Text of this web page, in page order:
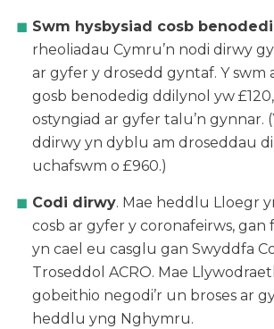
Swm hysbysiad cosb
rheoliadau Cymru’n nodi dirwy
ar gyfer y drosedd gyntaf. Y
gosb benodedig ddilynol yw
ostyngiad ar gyfer talu’n gynnar.
ddirwy yn dyblu am droseddau
uchafswm o £960.)
Codi dirwy. Mae heddlu Lloegr
cosb ar gyfer y coronafeirws, gan
yn cael eu casglu gan Swyddfa
Troseddol ACRO. Mae
gobeithio negodi’r un broses ar
heddlu yng Nghymru.